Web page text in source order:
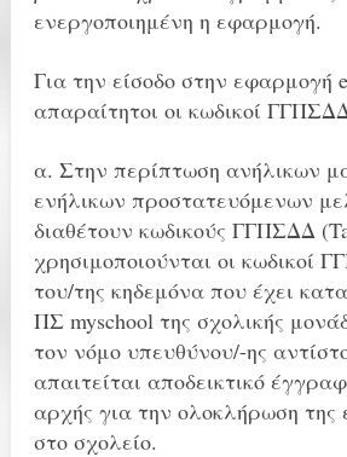
ενεργοποιημένη η εφαρμογή.
Για την είσοδο στην εφαρμογή
απαραίτητοι οι κωδικοί
α. Στην περίπτωση ανήλικων
ενήλικων προστατευόμενων
διαθέτουν κωδικούς ΓΓΠΣΔΔ
χρησιμοποιούνται οι κωδικοί
του/της κηδεμόνα που έχει
ΠΣ myschool της σχολικής
τον νόμο υπευθύνου/-ης
απαιτείται αποδεικτικό
αρχής για την ολοκλήρωση της
στο σχολείο.